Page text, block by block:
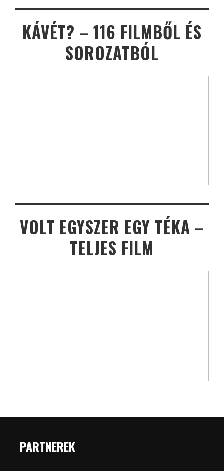
KÁVÉT? – 116 FILMBŐL ÉS
SOROZATBÓL
VOLT EGYSZER EGY TÉKA –
TELJES FILM
PARTNEREK